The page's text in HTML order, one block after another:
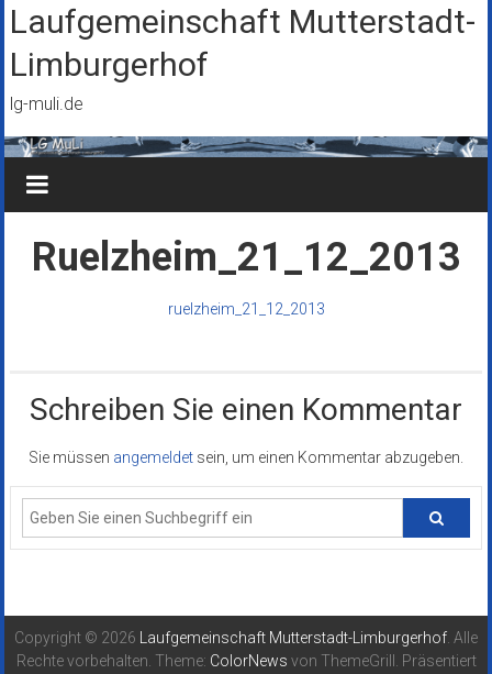
Zum
Inhalt
springen
Laufgemeinschaft Mutterstadt-
Limburgerhof
lg-muli.de
Ruelzheim_21_12_2013
ruelzheim_21_12_2013
Schreiben Sie einen Kommentar
Sie müssen angemeldet sein, um einen Kommentar abzugeben.
Copyright © 2026 Laufgemeinschaft Mutterstadt-Limburgerhof . Alle
Rechte vorbehalten. Theme: ColorNews von ThemeGrill. Präsentiert